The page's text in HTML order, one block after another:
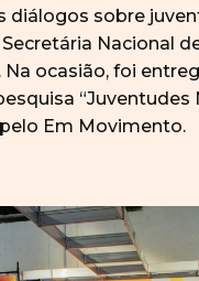
diálogos sobre
Nacional
Na ocasião, foi
“Juventudes
Em Movimento.